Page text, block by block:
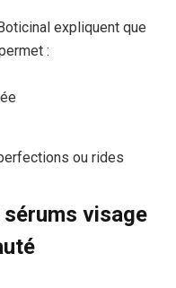
expliquent que
:
ou rides
visage